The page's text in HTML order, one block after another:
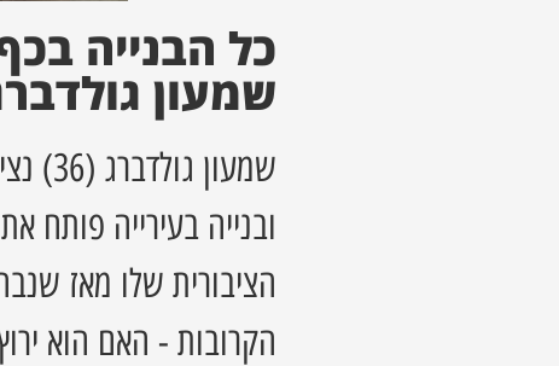
כל הבנייה
שמעון
ובנייה בעירייה
הציבורית שלו מאז
הקרובות - האם הוא